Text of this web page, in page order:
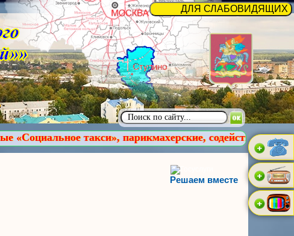
парикмахерские, содействие в обучении
Решаем вместе